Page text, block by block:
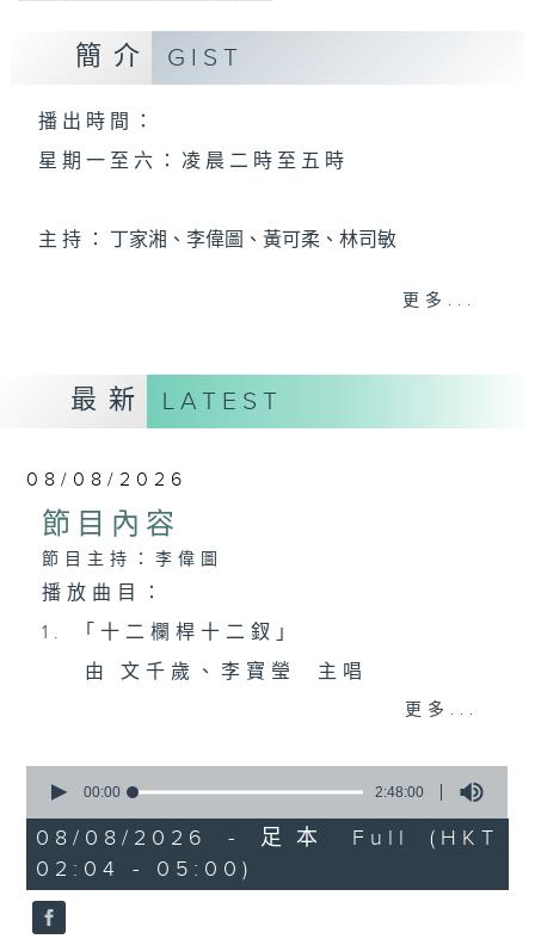
簡介 GIST
播 出 時 間 ：
星 期 一 至 六 ： 凌 晨 二 時 至 五 時
主 持 ： 丁家湘、李偉圖、黃可柔、林司敏
務求令每一個晚上越夜「粤」精彩。
更多...
最新 LATEST
08/08/2026
節目內容
節目主持：李偉圖
播放曲目：
1. 「十二欄桿十二釵」
由 文千歲、李寶瑩 主唱
由 黃麗冰 主唱
3. 「怡紅公子祭瀟湘之葬花」
由 蓋鳴暉、尹飛燕 主唱
更多...
seconds
2
hours,
48
minutes,
0
seconds
00:00 2:48:00
08/08/2026 - 足本 Full (HKT
02:04 - 05:00)